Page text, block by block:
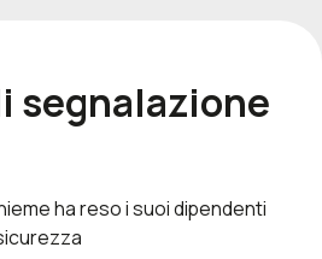
segnalazione
ha reso i suoi dipendenti